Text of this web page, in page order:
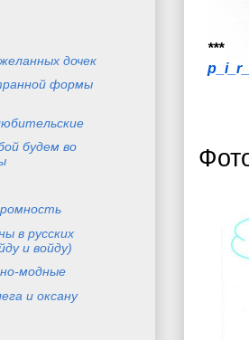
***
дочек
формы
будем во
в русских
и войду)
модные
и оксану